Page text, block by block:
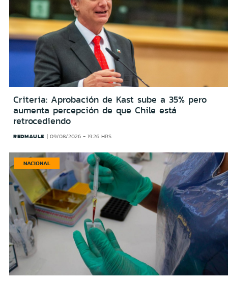
Criteria: Aprobación de Kast sube a 35% pero
aumenta percepción de que Chile está
retrocediendo
REDMAULE 09/08/2026 - 19:26 HRS
NACIONAL